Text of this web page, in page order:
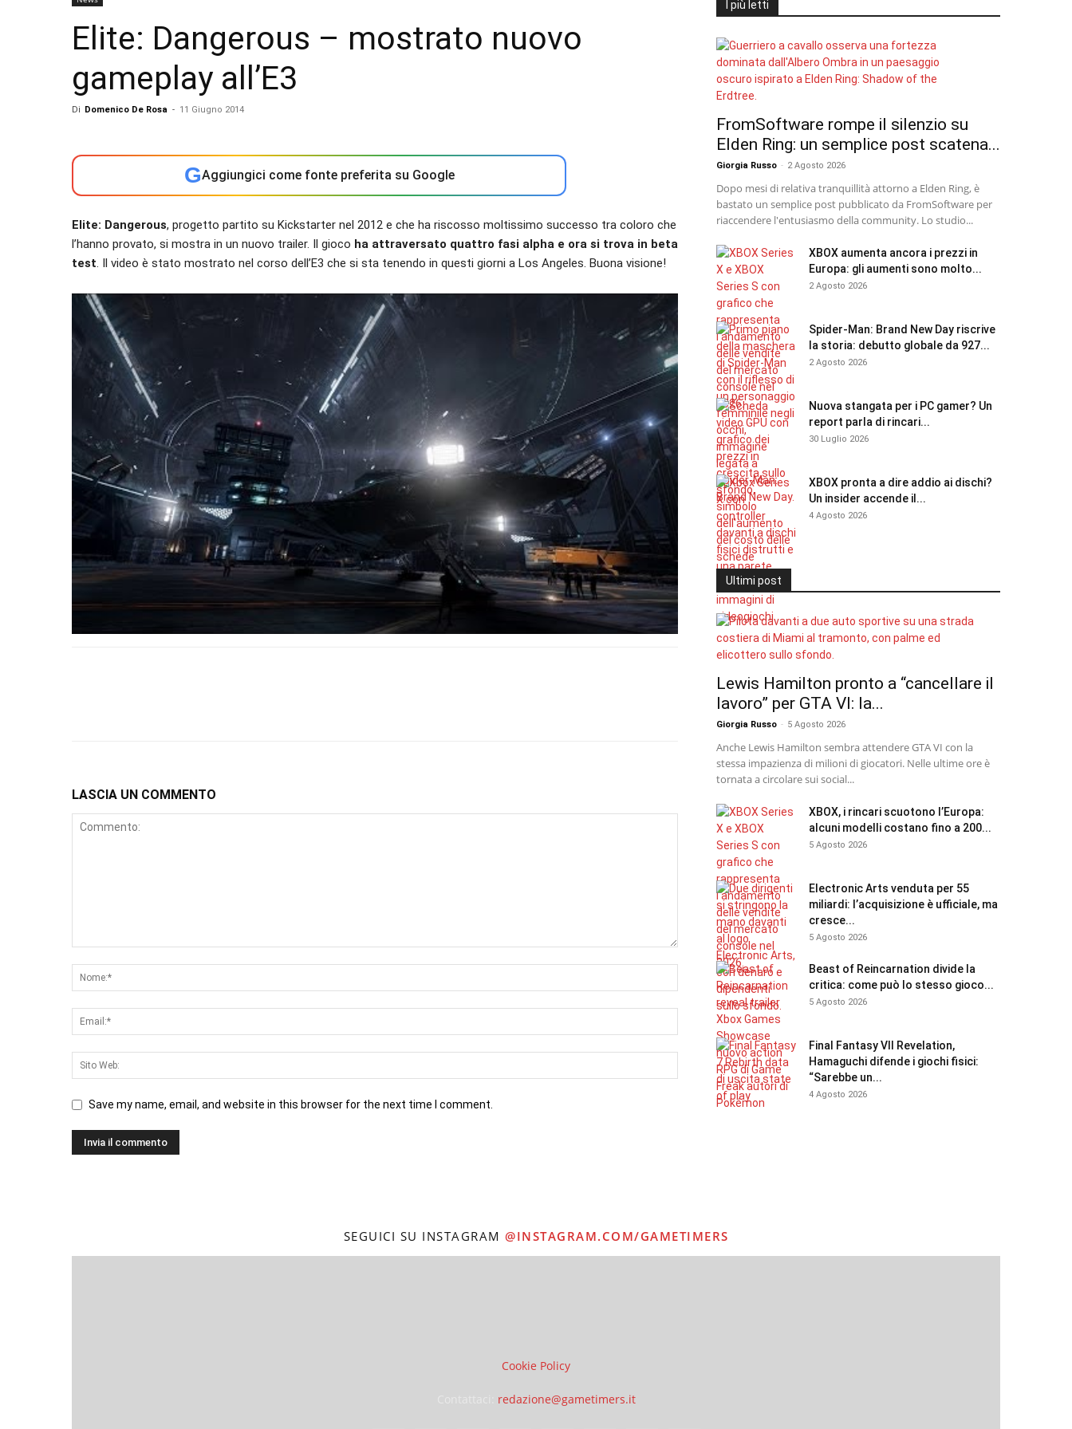
Elite: Dangerous – mostrato nuovo
gameplay all’E3
Di Domenico De Rosa - 11 Giugno 2014
GAggiungici come fonte preferita su Google
Elite: Dangerous, progetto partito su Kickstarter nel 2012 e che ha riscosso moltissimo successo tra coloro che
l’hanno provato, si mostra in un nuovo trailer. Il gioco ha attraversato quattro fasi alpha e ora si trova in beta
test. Il video è stato mostrato nel corso dell’E3 che si sta tenendo in questi giorni a Los Angeles. Buona visione!
LASCIA UN COMMENTO
Save my name, email, and website in this browser for the next time I comment.
I più letti
FromSoftware rompe il silenzio su
Elden Ring: un semplice post scatena...
Giorgia Russo - 2 Agosto 2026
Dopo mesi di relativa tranquillità attorno a Elden Ring, è
bastato un semplice post pubblicato da FromSoftware per
riaccendere l'entusiasmo della community. Lo studio...
XBOX aumenta ancora i prezzi in
Europa: gli aumenti sono molto...
2 Agosto 2026
Spider-Man: Brand New Day riscrive
la storia: debutto globale da 927...
2 Agosto 2026
Nuova stangata per i PC gamer? Un
report parla di rincari...
30 Luglio 2026
XBOX pronta a dire addio ai dischi?
Un insider accende il...
4 Agosto 2026
Ultimi post
Lewis Hamilton pronto a “cancellare il
lavoro” per GTA VI: la...
Giorgia Russo - 5 Agosto 2026
Anche Lewis Hamilton sembra attendere GTA VI con la
stessa impazienza di milioni di giocatori. Nelle ultime ore è
tornata a circolare sui social...
XBOX, i rincari scuotono l’Europa:
alcuni modelli costano fino a 200...
5 Agosto 2026
Electronic Arts venduta per 55
miliardi: l’acquisizione è ufficiale, ma
cresce...
5 Agosto 2026
Beast of Reincarnation divide la
critica: come può lo stesso gioco...
5 Agosto 2026
Final Fantasy VII Revelation,
Hamaguchi difende i giochi fisici:
“Sarebbe un...
4 Agosto 2026
SEGUICI SU INSTAGRAM @INSTAGRAM.COM/GAMETIMERS
Cookie Policy
redazione@gametimers.it